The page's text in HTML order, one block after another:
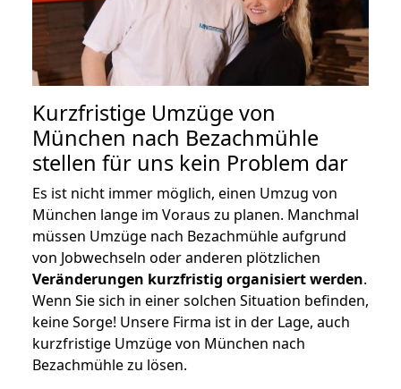
Kurzfristige Umzüge von
München nach Bezachmühle
stellen für uns kein Problem dar
Es ist nicht immer möglich, einen Umzug von
München lange im Voraus zu planen. Manchmal
müssen Umzüge nach Bezachmühle aufgrund
von Jobwechseln oder anderen plötzlichen
Veränderungen kurzfristig organisiert werden.
Wenn Sie sich in einer solchen Situation befinden,
keine Sorge! Unsere Firma ist in der Lage, auch
kurzfristige Umzüge von München nach
Bezachmühle zu lösen.